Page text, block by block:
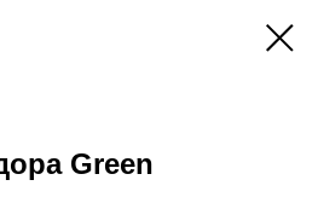
Green